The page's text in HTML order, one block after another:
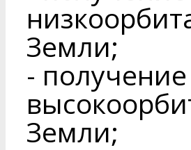
Земли;
-
Земли;